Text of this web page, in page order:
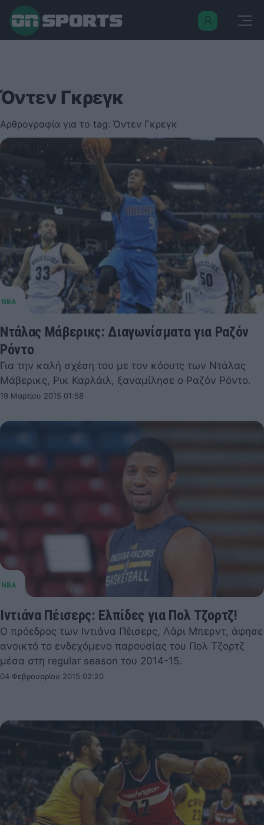
Όντεν Γκρεγκ
Αρθρογραφία για το tag: Όντεν Γκρεγκ
Ντάλας Μάβερικς: Διαγωνίσματα για Ραζόν
Ρόντο
Για την καλή σχέση του με τον κόουτς των Ντάλας
Μάβερικς, Ρικ Καρλάιλ, ξαναμίλησε ο Ραζόν Ρόντο.
19 Μαρτίου 2015 01:58
Ιντιάνα Πέισερς: Ελπίδες για Πολ Τζορτζ!
Ο πρόεδρος των Ιντιάνα Πέισερς, Λάρι Μπερντ, άφησε
ανοικτό το ενδεχόμενο παρουσίας του Πολ Τζορτζ
μέσα στη regular season του 2014-15.
04 Φεβρουαρίου 2015 02:20